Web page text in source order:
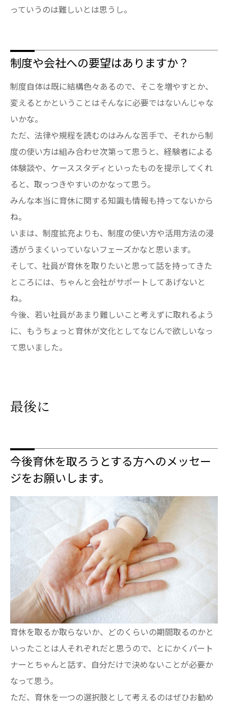
っていうのは難しいとは思うし。
制度や会社への要望はありますか？
制度自体は既に結構色々あるので、そこを増やすとか、
変えるとかということはそんなに必要ではないんじゃな
いかな。
ただ、法律や規程を読むのはみんな苦手で、それから制
度の使い方は組み合わせ次第って思うと、経験者による
体験談や、ケーススタディといったものを提示してくれ
ると、取っつきやすいのかなって思う。
みんな本当に育休に関する知識も情報も持ってないから
ね。
いまは、制度拡充よりも、制度の使い方や活用方法の浸
透がうまくいっていないフェーズかなと思います。
そして、社員が育休を取りたいと思って話を持ってきた
ところには、ちゃんと会社がサポートしてあげないと
ね。
今後、若い社員があまり難しいこと考えずに取れるよう
に、もうちょっと育休が文化としてなじんで欲しいなっ
て思いました。
最後に
今後育休を取ろうとする方へのメッセー
ジをお願いします。
育休を取るか取らないか、どのくらいの期間取るのかと
いったことは人それぞれだと思うので、とにかくパート
ナーとちゃんと話す、自分だけで決めないことが必要か
なって思う。
ただ、育休を一つの選択肢として考えるのはぜひお勧め